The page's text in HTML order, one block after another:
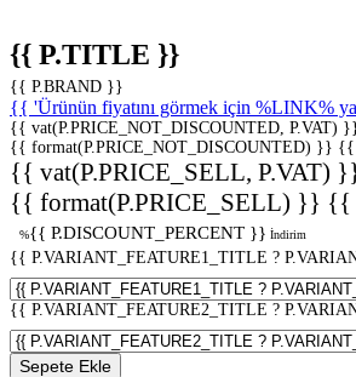
{{ P.TITLE }}
{{ P.BRAND }}
{{ 'Ürünün fiyatını görmek için %LINK%
{{ vat(P.PRICE_NOT_DISCOUNTED, P.VAT)
{{ format(P.PRICE_NOT_DISCOUNTED) }} {{
{{ vat(P.PRICE_SELL, P.VAT)
{{ format(P.PRICE_SELL) }} {{
%{{ P.DISCOUNT_PERCENT }} İndirim
{{ P.VARIANT_FEATURE1_TITLE ?
{{ P.VARIANT_FEATURE2_TITLE ?
Sepete Ekle